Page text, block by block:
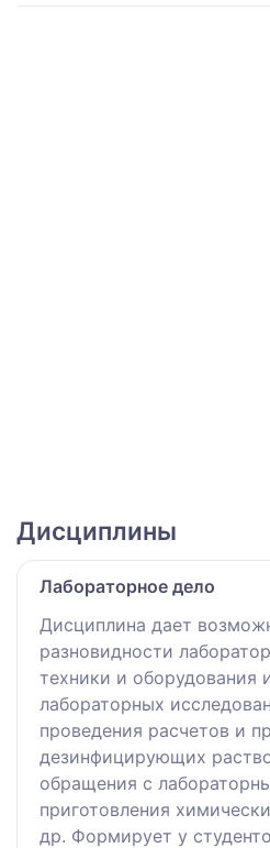
Дисциплины
Лабораторное дело
Дисциплина дает
разновидности
техники и оборудования
лабораторных
проведения расчетов и
дезинфицирующих
обращения с
приготовления
др. Формирует у